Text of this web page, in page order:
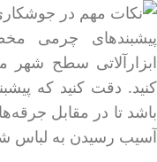
پیشبند‌های چرمی
ابزارآلاتی سطح شهر
کنید. دقت کنید که
باشد تا در مقابل
آسیب رسیدن به لباس